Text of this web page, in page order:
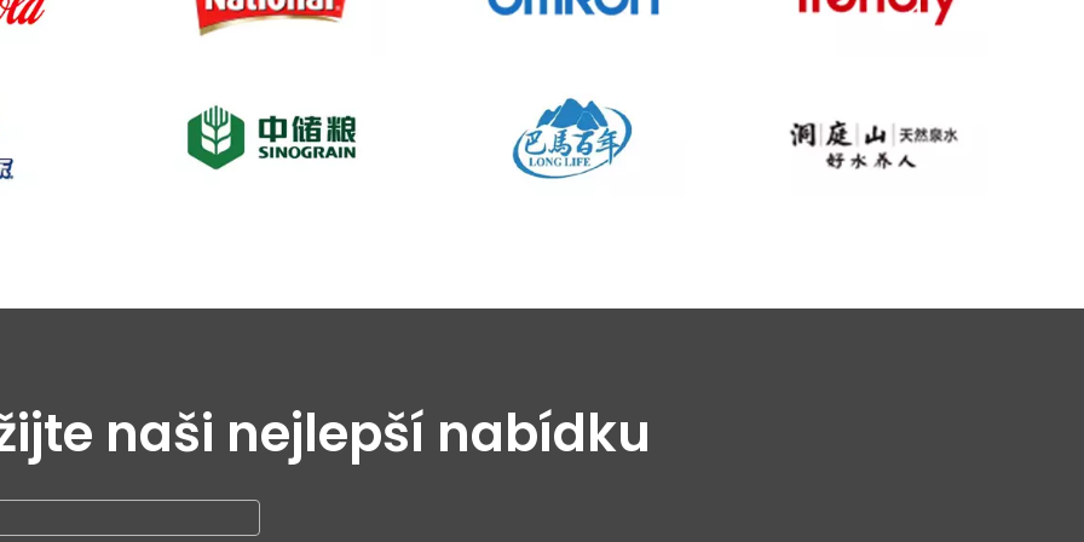
naši nejlepší nabídku